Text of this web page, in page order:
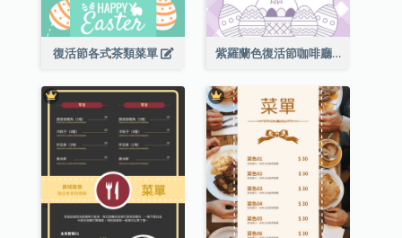
復活節各式茶類菜單 紫羅蘭色復活節咖啡廳菜單